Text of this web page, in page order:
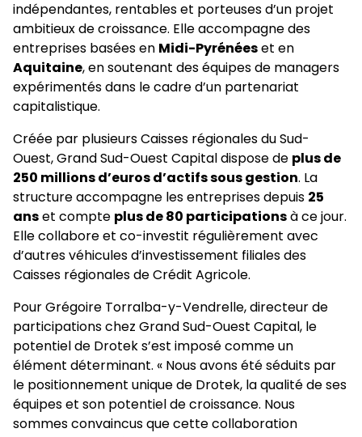
indépendantes, rentables et porteuses d’un projet
ambitieux de croissance. Elle accompagne des
entreprises basées en Midi-Pyrénéeset en
Aquitaine, en soutenant des équipes de managers
expérimentés dans le cadre d’un partenariat
capitalistique.
Créée par plusieurs Caisses régionales du Sud-
Ouest, Grand Sud-Ouest Capital dispose de plus de
250 millions d’euros d’actifs sous gestion. La
structure accompagne les entreprises depuis 25
anset compte plus de 80 participationsà ce jour.
Elle collabore et co-investit régulièrement avec
d’autres véhicules d’investissement filiales des
Caisses régionales de Crédit Agricole.
Pour Grégoire Torralba-y-Vendrelle, directeur de
participations chez Grand Sud-Ouest Capital, le
potentiel de Drotek s’est imposé comme un
élément déterminant. « Nous avons été séduits par
le positionnement unique de Drotek, la qualité de ses
équipes et son potentiel de croissance. Nous
sommes convaincus que cette collaboration